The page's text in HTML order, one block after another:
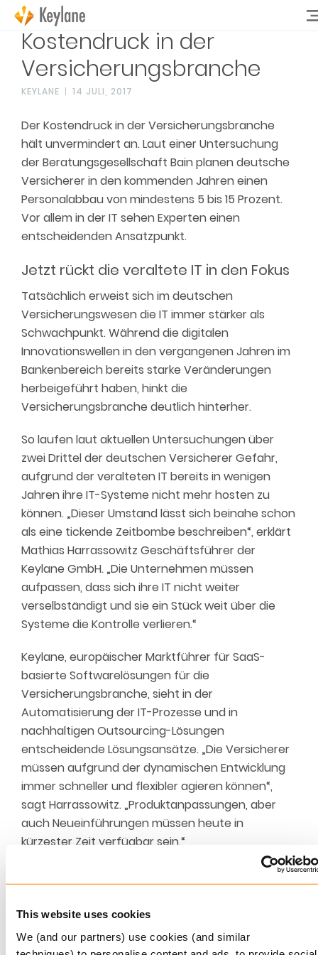
This website uses cookies
We (and our partners) use cookies (and similar
Kostendruck in der
Versicherungsbranche
KEYLANE 14 JULI, 2017
Der Kostendruck in der Versicherungsbranche
hält unvermindert an. Laut einer Untersuchung
der Beratungsgesellschaft Bain planen deutsche
Versicherer in den kommenden Jahren einen
Personalabbau von mindestens 5 bis 15 Prozent.
Vor allem in der IT sehen Experten einen
entscheidenden Ansatzpunkt.
Jetzt rückt die veraltete IT in den Fokus
Tatsächlich erweist sich im deutschen
Versicherungswesen die IT immer stärker als
Schwachpunkt. Während die digitalen
Innovationswellen in den vergangenen Jahren im
Bankenbereich bereits starke Veränderungen
herbeigeführt haben, hinkt die
Versicherungsbranche deutlich hinterher.
So laufen laut aktuellen Untersuchungen über
zwei Drittel der deutschen Versicherer Gefahr,
aufgrund der veralteten IT bereits in wenigen
Jahren ihre IT-Systeme nicht mehr hosten zu
können. „Dieser Umstand lässt sich beinahe schon
als eine tickende Zeitbombe beschreiben“, erklärt
Mathias Harrassowitz Geschäftsführer der
Keylane GmbH. „Die Unternehmen müssen
aufpassen, dass sich ihre IT nicht weiter
verselbständigt und sie ein Stück weit über die
Systeme die Kontrolle verlieren.“
Keylane, europäischer Marktführer für SaaS-
basierte Softwarelösungen für die
Versicherungsbranche, sieht in der
Automatisierung der IT-Prozesse und in
nachhaltigen Outsourcing-Lösungen
entscheidende Lösungsansätze. „Die Versicherer
müssen aufgrund der dynamischen Entwicklung
immer schneller und flexibler agieren können“,
sagt Harrassowitz. „Produktanpassungen, aber
auch Neueinführungen müssen heute in
kürzester Zeit verfügbar sein.“
Keylane bietet hierfür flexible SaaS-Lösungen an.
Die Unternehmen erwerben die Software als
Online-Lösung von Keylane. Das web-basierte,
integrierte Softwareangebot umfasst ein